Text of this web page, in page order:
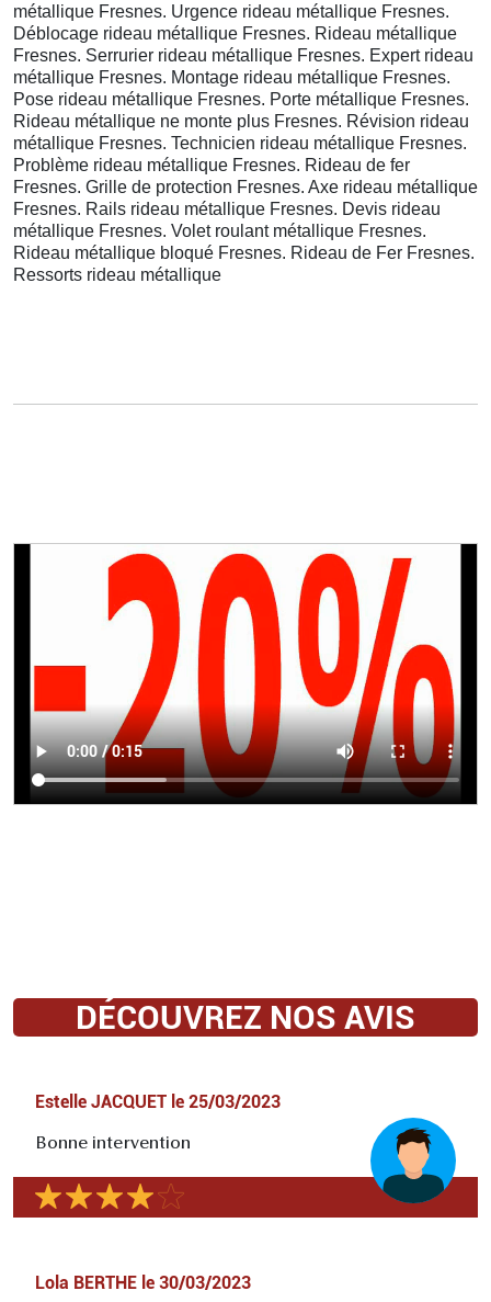
métallique Fresnes. Urgence rideau métallique Fresnes.
Déblocage rideau métallique Fresnes. Rideau métallique
Fresnes. Serrurier rideau métallique Fresnes. Expert rideau
métallique Fresnes. Montage rideau métallique Fresnes.
Pose rideau métallique Fresnes. Porte métallique Fresnes.
Rideau métallique ne monte plus Fresnes. Révision rideau
métallique Fresnes. Technicien rideau métallique Fresnes.
Problème rideau métallique Fresnes. Rideau de fer
Fresnes. Grille de protection Fresnes. Axe rideau métallique
Fresnes. Rails rideau métallique Fresnes. Devis rideau
métallique Fresnes. Volet roulant métallique Fresnes.
Rideau métallique bloqué Fresnes. Rideau de Fer Fresnes.
Ressorts rideau métallique
DÉCOUVREZ NOS AVIS
Estelle JACQUET le 25/03/2023
Bonne intervention
Lola BERTHE le 30/03/2023